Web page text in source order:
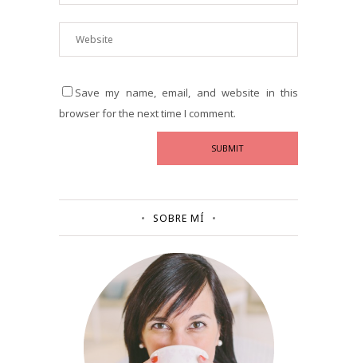
Save my name, email, and website in this
browser for the next time I comment.
SOBRE MÍ